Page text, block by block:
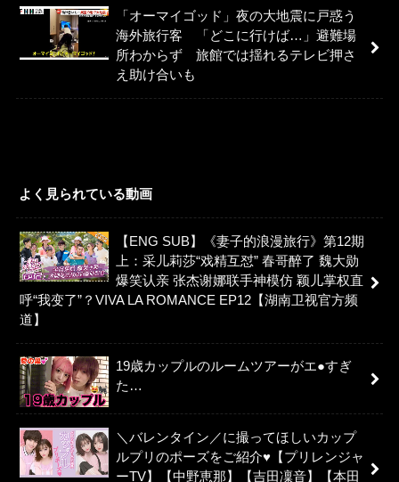
「オーマイゴッド」夜の大地震に戸惑う
海外旅行客 「どこに行けば…」避難場
所わからず 旅館では揺れるテレビ押さ
え助け合いも
よく見られている動画
【ENG SUB】《妻子的浪漫旅行》第12期
上：采儿莉莎“戏精互怼” 春哥醉了 魏大勋
爆笑认亲 张杰谢娜联手神模仿 颖儿掌权直
呼“我变了”？VIVA LA ROMANCE EP12【湖南卫视官方频
道】
19歳カップルのルームツアーがエ●すぎ
た…
＼バレンタイン／に撮ってほしいカップ
ルプリのポーズをご紹介♥【プリレンジャ
ーTV】【中野恵那】【吉田凜音】【本田